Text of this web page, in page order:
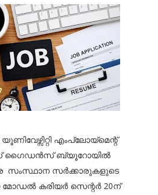
എംപ്ലോയ്‌മെന്റ്
ഗൈഡൻസ് ബ്യൂറോയിൽ
സംസ്ഥാന സർക്കാരുകളുടെ
കരിയർ സെന്റർ 20ന്